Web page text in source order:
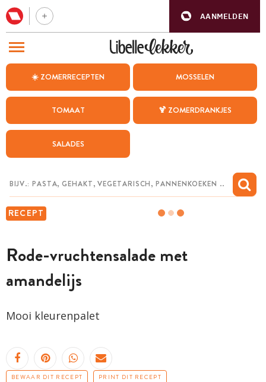
AANMELDEN
☀️ ZOMERRECEPTEN MOSSELEN
TOMAAT 🍹 ZOMERDRANKJES
SALADES
RECEPT
Rode-vruchtensalade met
amandelijs
Mooi kleurenpalet
BEWAAR DIT RECEPT PRINT DIT RECEPT
BEZOEK ONZE ANDERE WEBSITES
WEEKMENU
CHAT MET MAIA
MIJN BEWAARDE RECEPTEN